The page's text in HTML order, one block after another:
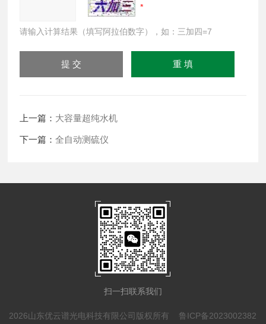
请输入计算结果（填写阿拉伯数字），如：三加四=7
上一篇： 大容量超纯水机
下一篇：全自动测硫仪
扫一扫联系我们
2026山东优云谱光电科技有限公司版权所有 鲁ICP备2023002382